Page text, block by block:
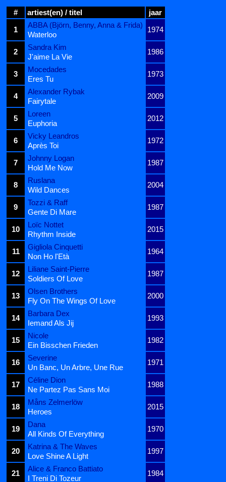
# artiest(en) / titel
jaar
1
ABBA (Björn, Benny, Anna & Frida)
1974
Waterloo
2
Sandra Kim
1986
J'aime La Vie
3
Mocedades
1973
Eres Tu
4
Alexander Rybak
2009
Fairytale
5
Loreen
2012
Euphoria
6
Vicky Leandros
1972
Après Toi
7
Johnny Logan
1987
Hold Me Now
8
Ruslana
2004
Wild Dances
9
Tozzi & Raff
1987
Gente Di Mare
10
Loïc Nottet
2015
Rhythm Inside
11
Gigliola Cinquetti
1964
Non Ho l'Età
12
Liliane Saint-Pierre
1987
Soldiers Of Love
13
Olsen Brothers
2000
Fly On The Wings Of Love
14
Barbara Dex
1993
Iemand Als Jij
15
Nicole
1982
Ein Bisschen Frieden
16
Severine
1971
Un Banc, Un Arbre, Une Rue
17
Céline Dion
1988
Ne Partez Pas Sans Moi
18
Måns Zelmerlöw
2015
Heroes
19
Dana
1970
All Kinds Of Everything
20
Katrina & The Waves
1997
Love Shine A Light
21
Alice & Franco Battiato
1984
I Treni Di Tozeur